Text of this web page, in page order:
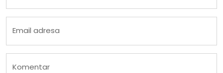
Email adresa
Komentar